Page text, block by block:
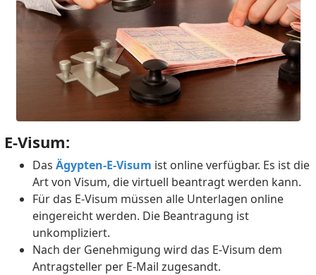
E‑Visum:
Das Ägypten‑E‑Visum ist online verfügbar. Es ist die
Art von Visum, die virtuell beantragt werden kann.
Für das E‑Visum müssen alle Unterlagen online
eingereicht werden. Die Beantragung ist
unkompliziert.
Nach der Genehmigung wird das E‑Visum dem
Antragsteller per E‑Mail zugesandt.